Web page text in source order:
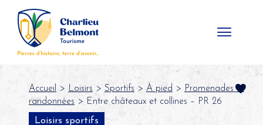
Accueil > Loisirs > Sportifs > À pied > Promenades et
randonnées > Entre châteaux et collines – PR 26
Loisirs sportifs
Panneau de gestion des cookies